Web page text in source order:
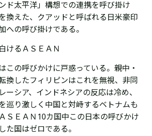
ド太平洋」構想での連携を呼び掛け
換えた、クアッドと呼ばれる日米豪印
への呼び掛けである。
けるＡＳＥＡＮ
この呼びかけに戸惑っている。親中・
換したフィリピンはこれを無視、非同
ーシア、インドネシアの反応は冷め、
巡り激しく中国と対峙するベトナムも
ＳＥＡＮ10カ国中この日本の呼びかけ
た国はゼロである。